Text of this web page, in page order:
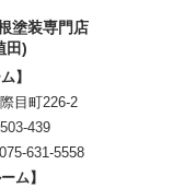
塗装専門店
田)
】
目町226-2
439
631-5558
ム】